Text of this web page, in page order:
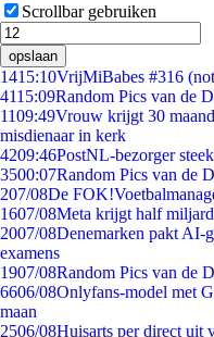
Scrollbar gebruiken
opslaan
1415:10VrijMiBabes #316
4115:09Random Pics van de
1109:49Vrouw krijgt 30
misdienaar in kerk
4209:46PostNL-bezorger
3500:07Random Pics van de
207/08De
1607/08Meta krijgt half
2007/08Denemarken pakt AI-
examens
1907/08Random Pics van de
6606/08Onlyfans-model met
maan
2506/08Huisarts per direct uit